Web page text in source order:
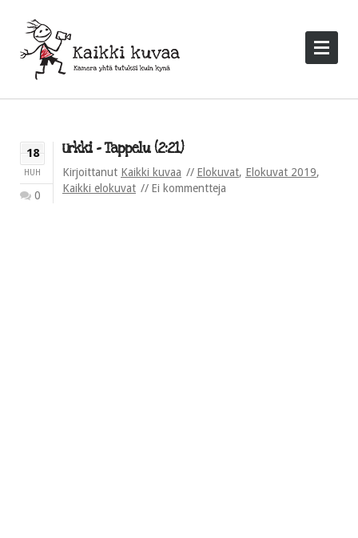
18
HUH
0
Urkki – Tappelu (2:21)
Kirjoittanut Kaikki kuvaa Elokuvat, Elokuvat 2019,
Kaikki elokuvat
Ei kommentteja